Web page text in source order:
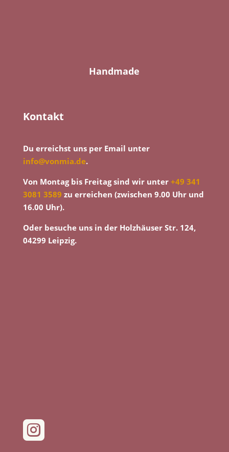
Handmade
Kontakt
Du erreichst uns per Email unter
info@vonmia.de.
Von Montag bis Freitag sind wir unter +49 341
3081 3589 zu erreichen (zwischen 9.00 Uhr und
16.00 Uhr).
Oder besuche uns in der Holzhäuser Str. 124,
04299 Leipzig.
